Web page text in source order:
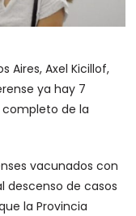
Aires, Axel Kicillof,
ya hay 7
de la
vacunados con
descenso de casos
la Provincia